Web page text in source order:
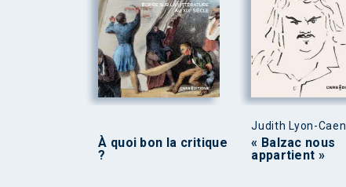
À quoi bon la critique
?
Judith Lyon-Caen
« Balzac nous
appartient »